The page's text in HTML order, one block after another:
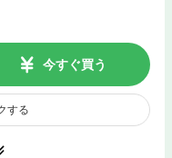
今すぐ買う
する